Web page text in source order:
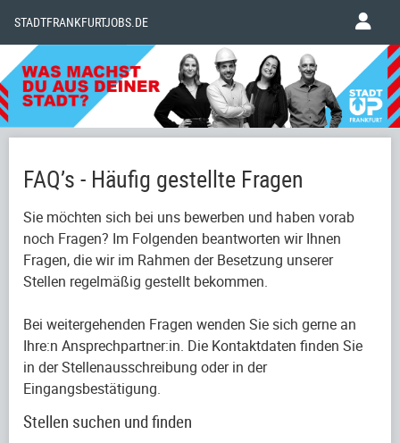
STADTFRANKFURTJOBS.DE
FAQ’s - Häufig gestellte Fragen
Sie möchten sich bei uns bewerben und haben vorab
noch Fragen? Im Folgenden beantworten wir Ihnen
Fragen, die wir im Rahmen der Besetzung unserer
Stellen regelmäßig gestellt bekommen.
Bei weitergehenden Fragen wenden Sie sich gerne an
Ihre:n Ansprechpartner:in. Die Kontaktdaten finden Sie
in der Stellenausschreibung oder in der
Eingangsbestätigung.
Stellen suchen und finden